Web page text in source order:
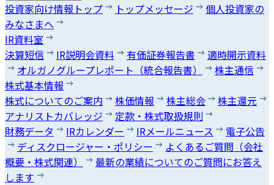
投資家向け情報トップ トップメッセージ
個人投資家の
みなさまへ
IR資料室
決算短信
IR説明会資料 有価証券報告書
適時開示資料
オルガノグループレポート（統合報告書）
株主通信
株式基本情報
株式についてのご案内
株価情報 株主総会
株主還元
アナリストカバレッジ
定款・株式取扱規則
財務データ
IRカレンダー IRメールニュース
電子公告
ディスクロージャー・ポリシー
よくあるご質問（会社
概要・株式関連）
最新の業績についてのご質問にお答え
します